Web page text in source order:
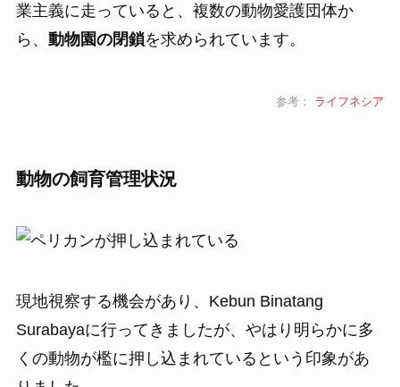
業主義に走っていると、複数の動物愛護団体か
ら、 動物園の閉鎖を求められています。
参考： ライフネシア
動物の飼育管理状況
現地視察する機会があり、Kebun Binatang
Surabayaに行ってきましたが、やはり明らかに多
くの動物が檻に押し込まれているという印象があ